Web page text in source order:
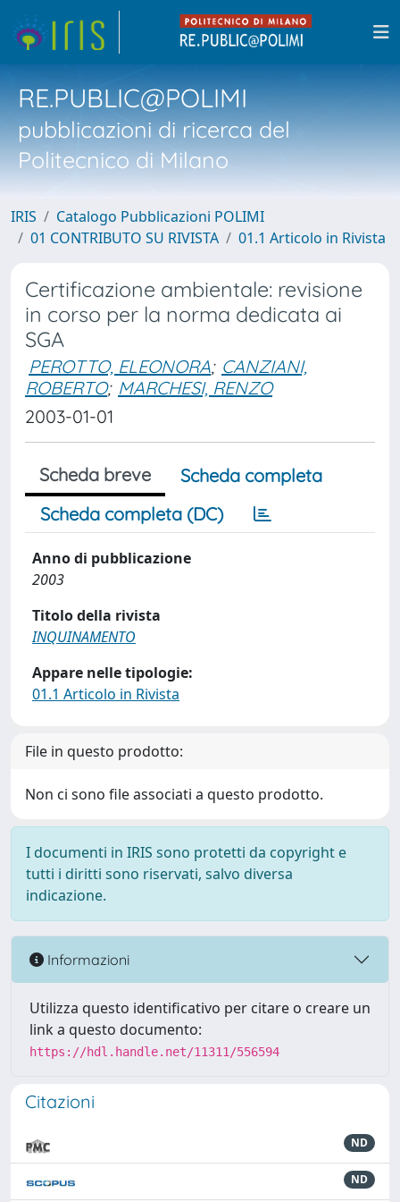
RE.PUBLIC@POLIMI
pubblicazioni di ricerca del
Politecnico di Milano
IRIS
Catalogo Pubblicazioni POLIMI
01 CONTRIBUTO SU RIVISTA
01.1 Articolo in Rivista
Certificazione ambientale: revisione
in corso per la norma dedicata ai
SGA
PEROTTO, ELEONORA; CANZIANI,
ROBERTO; MARCHESI, RENZO
2003-01-01
Scheda breve
Scheda completa
Scheda completa (DC)
Anno di pubblicazione
2003
Titolo della rivista
INQUINAMENTO
Appare nelle tipologie:
01.1 Articolo in Rivista
File in questo prodotto:
Non ci sono file associati a questo prodotto.
I documenti in IRIS sono protetti da copyright e
tutti i diritti sono riservati, salvo diversa
indicazione.
Informazioni
Utilizza questo identificativo per citare o creare un
link a questo documento:
https://hdl.handle.net/11311/556594
Citazioni
ND
ND